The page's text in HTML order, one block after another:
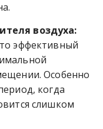
воздуха:
эффективный
Особенно
когда
слишком